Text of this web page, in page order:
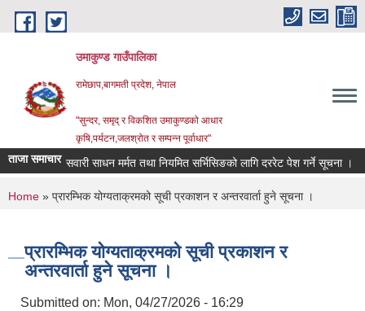
Skip to main content
उमाकुण्ड गाउँपालिका
रामेछाप,बागमती प्रदेश, नेपाल
"सुन्दर, समृद् र विकशित उमाकुण्डको आधार
कृषि,पर्यटन,जलश्रोत र सम्पन्न पूर्वाधार"
ताजा समाचारसवारी साधन मर्मत तथा नियमित सर्भिसिङको लागि दररेट पेश गर्ने सूचना ।
You are here
Home » प्रारम्भिक योग्यताक्रमको सूची प्रकाशन र अन्तरवार्ता हुने सूचना ।
प्रारम्भिक योग्यताक्रमको सूची प्रकाशन र
अन्तरवार्ता हुने सूचना ।
Submitted on: Mon, 04/27/2026 - 16:29